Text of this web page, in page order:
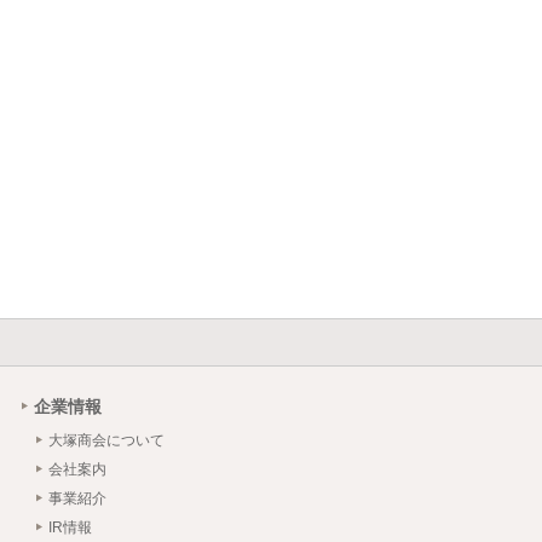
企業情報
大塚商会について
会社案内
事業紹介
IR情報